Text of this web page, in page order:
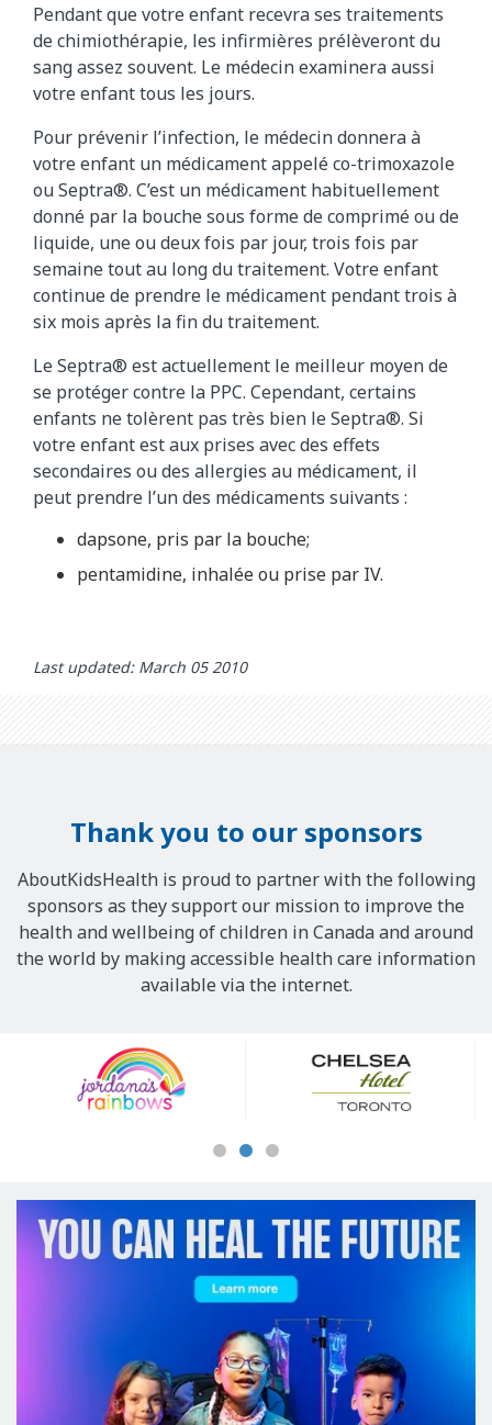
Pendant que votre enfant recevra ses traitements
de chimiothérapie, les infirmières prélèveront du
sang assez souvent. Le médecin examinera aussi
votre enfant tous les jours.
Pour prévenir l’infection, le médecin donnera à
votre enfant un médicament appelé co-trimoxazole
ou Septra®. C’est un médicament habituellement
donné par la bouche sous forme de comprimé ou de
liquide, une ou deux fois par jour, trois fois par
semaine tout au long du traitement. Votre enfant
continue de prendre le médicament pendant trois à
six mois après la fin du traitement.
Le Septra® est actuellement le meilleur moyen de
se protéger contre la PPC. Cependant, certains
enfants ne tolèrent pas très bien le Septra®. Si
votre enfant est aux prises avec des effets
secondaires ou des allergies au médicament, il
peut prendre l’un des médicaments suivants :
dapsone, pris par la bouche;
pentamidine, inhalée ou prise par IV.
Last updated: March 05 2010
Thank you to our sponsors
AboutKidsHealth is proud to partner with the following
sponsors as they support our mission to improve the
health and wellbeing of children in Canada and around
the world by making accessible health care information
available via the internet.
Sponsors